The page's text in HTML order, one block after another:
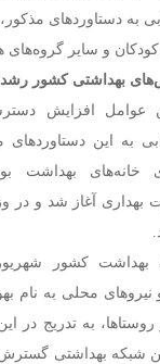
و سایر
بهداشتی کشور رشد
عوامل افزایش
به این
خانه‌های بهداشت
بهداری آغاز شد و در
نیروهای محلی به نام
روستاها، به تدریج در
شبکه بهداشتی